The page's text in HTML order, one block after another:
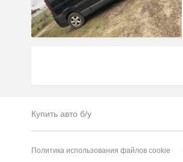
Купить авто б/у
Политика использования файлов cookie